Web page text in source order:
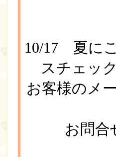
10/17 夏に
スチェッ
お客様のメ
お問合